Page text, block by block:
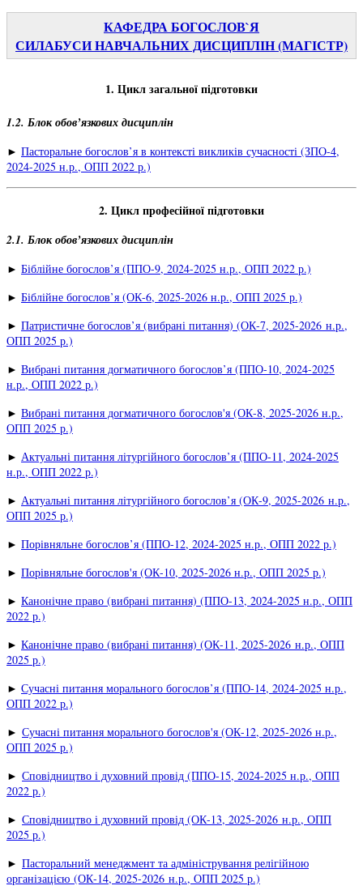
КАФЕДРА БОГОСЛОВ`Я
СИЛАБУСИ НАВЧАЛЬНИХ ДИСЦИПЛІН (МАГІСТР)
1. Цикл загальної підготовки
1.2. Блок обов’язкових дисциплін
► Пасторальне богослов’я в контексті викликів сучасності (ЗПО-4,
2024-2025 н.р., ОПП 2022 р.)
2. Цикл професійної підготовки
2.1. Блок обов’язкових дисциплін
► Біблійне богослов’я (ППО-9, 2024-2025 н.р., ОПП 2022 р.)
► Біблійне богослов’я (ОК-6, 2025-2026 н.р., ОПП 2025 р.)
► Патристичне богослов’я (вибрані питання) (ОК-7, 2025-2026 н.р.,
ОПП 2025 р.)
► Вибрані питання догматичного богослов’я (ППО-10, 2024-2025
н.р., ОПП 2022 р.)
► Вибрані питання догматичного богослов'я (ОК-8, 2025-2026 н.р.,
ОПП 2025 р.)
► Актуальні питання літургійного богослов’я (ППО-11, 2024-2025
н.р., ОПП 2022 р.)
► Актуальні питання літургійного богослов’я (ОК-9, 2025-2026 н.р.,
ОПП 2025 р.)
► Порівняльне богослов’я (ППО-12, 2024-2025 н.р., ОПП 2022 р.)
► Порівняльне богослов'я (ОК-10, 2025-2026 н.р., ОПП 2025 р.)
► Канонічне право (вибрані питання) (ППО-13, 2024-2025 н.р., ОПП
2022 р.)
► Канонічне право (вибрані питання) (ОК-11, 2025-2026 н.р., ОПП
2025 р.)
► Сучасні питання морального богослов’я (ППО-14, 2024-2025 н.р.,
ОПП 2022 р.)
► Сучасні питання морального богослов'я (ОК-12, 2025-2026 н.р.,
ОПП 2025 р.)
► Сповідництво і духовний провід (ППО-15, 2024-2025 н.р., ОПП
2022 р.)
► Сповідництво і духовний провід (ОК-13, 2025-2026 н.р., ОПП
2025 р.)
► Пасторальний менеджмент та адміністрування релігійною
організацією (ОК-14, 2025-2026 н.р., ОПП 2025 р.)